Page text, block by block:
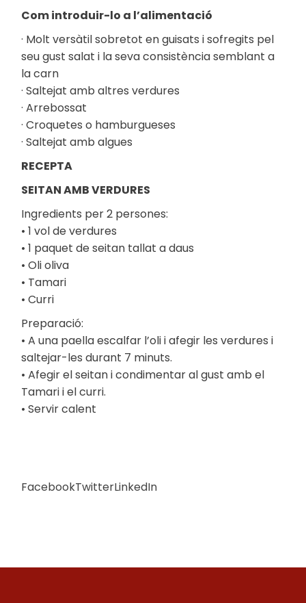
Com introduir-lo a l’alimentació
· Molt versàtil sobretot en guisats i sofregits pel
seu gust salat i la seva consistència semblant a
la carn
· Saltejat amb altres verdures
· Arrebossat
· Croquetes o hamburgueses
· Saltejat amb algues
RECEPTA
SEITAN AMB VERDURES
Ingredients per 2 persones:
• 1 vol de verdures
• 1 paquet de seitan tallat a daus
• Oli oliva
• Tamari
• Curri
Preparació:
• A una paella escalfar l’oli i afegir les verdures i
saltejar-les durant 7 minuts.
• Afegir el seitan i condimentar al gust amb el
Tamari i el curri.
• Servir calent
FacebookTwitterLinkedIn